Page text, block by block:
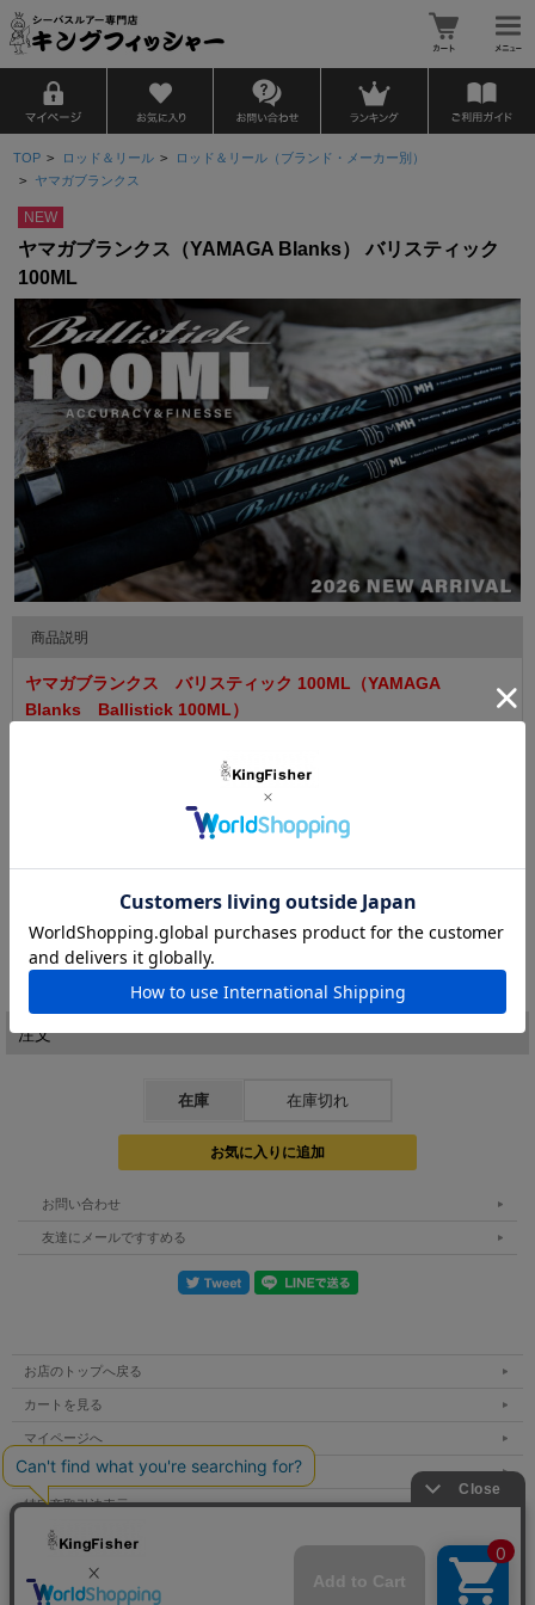
TOP > ロッド＆リール > ロッド＆リール（ブランド・メーカー別）
> ヤマガブランクス
NEW
ヤマガブランクス（YAMAGA Blanks） バリスティック
100ML
商品説明
ヤマガブランクス バリスティック 100ML（YAMAGA
Blanks Ballistick 100ML）
破する、喰わせ特化のサーフフィネスモデル。
広大なサーフにおいて、人的プレッシャーや小型ベイトパターン
など、タフな状況を攻略するためのMLクラス・サーフモデル。
シリーズならではの高反発ブランクは、10ftというレングスを感
じさせない軽快なキャストフィールと優れた遠投性能を実現。
軽量プラグやジグヘッド＋ワームを用いたフィネス攻略に高い操
作性を発揮し、地形や潮圧の変化を感じ取りながら、繊細かつ戦
略的なアプローチで喰わせの展開を生み出します。
◆長さ ： 全長:3065mm ◆継数:2pcs(印籠継) ◆
◆Carbon 99.6%
◆ジョイント ： 印籠継 ◆ガイド:SiC-Sチタンフレー
ムKガイド+SiCチタンフレームRVガイド仕様(Fuji)
◆リールシート:DPS18(Fuji) ◆グリップ寸
法:a.435mm / b.560mm
※a.リール装着時のフット位置からグリップエンドま
での長さ / b.ハンドル全長
●ターゲット:フラットフィッシュ・シーバス・ヒラス
▼ 商品説明の続きを見る ▼
ヤマガブランクスホームページはこちら』
価格:59,840円(税込)
[ポイント還元 1,196ポイント～]
注文
在庫 在庫切れ
お問い合わせ
友達にメールですすめる
お店のトップへ戻る
カートを見る
マイページへ
ご利用案内
特定商取引法表示
個人情報の取扱い
サイトマップ